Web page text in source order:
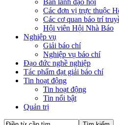
Ban lãnh đạo hội
Các đơn vị trực thuộc
Các cơ quan báo trí
Hội viên Hội Nhà Báo
Nghiệp vụ
Giải báo chí
Nghiệp vụ báo chí
Đạo đức nghề nghiệp
Tác phẩm đạt giải báo chí
Tin hoạt động
Tin hoạt động
Tin nổi bật
Quản trị